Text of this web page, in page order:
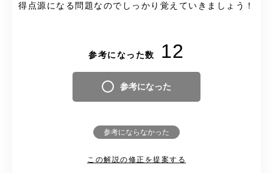
得点源になる問題なのでしっかり覚えていきましょう！
参考になった数 12
参考になった
参考にならなかった
この解説の修正を提案する